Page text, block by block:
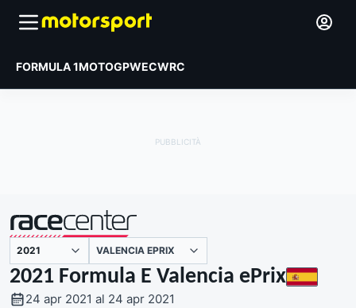
FORMULA 1MOTOGPWECWRC
presentato da VALENCIA EPRIX
2021 Formula E Valencia ePrix
24 apr 2021 al 24 apr 2021